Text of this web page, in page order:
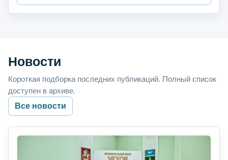
Новости
Короткая подборка последних публикаций. Полный список
доступен в архиве.
Все новости